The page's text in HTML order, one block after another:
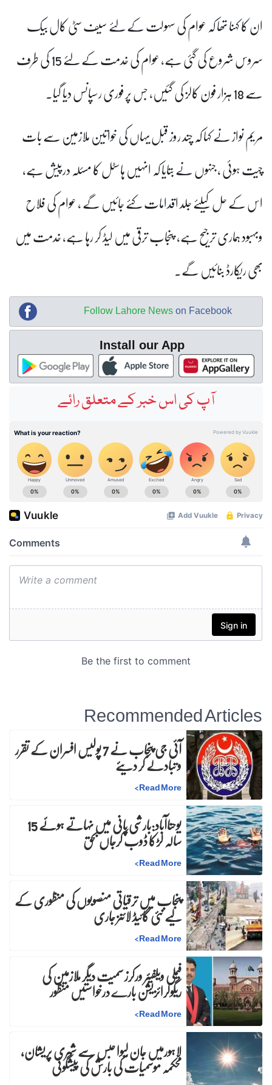
ان کا کہنا تھا کہ عوام کی سہولت کے لئے سیف سٹی کال بیک
سروس شروع کی گئی ہے، عوام کی خدمت کے لئے 15 کی طرف
سے 18 ہزار فون کالز کی گئیں، جس پر فوری رسپانس دیا گیا۔
مریم نواز نے کہا کہ چند روز قبل یہاں کی خواتین ملازمین سے بات
چیت ہوئی ، جنہوں نے بتایا کہ انہیں ہاسٹل کا مسئلہ درپیش ہے،
اس کے حل کیلئے جلد اقدامات کئے جائیں گے ، عوام کی فلاح
وبہبود ہماری ترجیح ہے، پنجاب ترقی میں لیڈ کر رہا ہے، خدمت میں
بھی ریکارڈ بنائیں گے۔
Follow Lahore News on Facebook
Install our App
آپ کی اس خبر کے متعلق رائے
Recommended Articles
آئی جی پنجاب نے 7 پولیس افسران کے تقرر و تبادلے کر دیئے
Read More
>
یوحناآباد:بارشی پانی میں نہاتے ہوئے 15 سالہ لڑکا ڈوب کرجاں بحق
Read More
>
پنجاب میں ترقیاتی منصوبوں کی منظوری کے
لیے نئی گائیڈ لائنز جاری
Read More
>
فیملی ویلفیئر ورکرز سمیت دیگر ملازمین کی
ریگولرائزیشن بارے درخواستیں منظور
Read More
>
لاہورمیں جان لیوا حبس سے شہری پریشان،
محکمہ موسمیات کی بارش کی پیشگوئی